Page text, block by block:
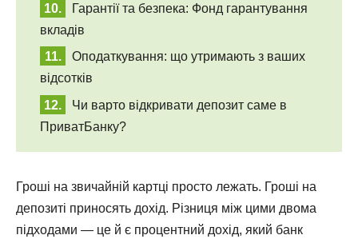
Гарантії та безпека: Фонд гарантування
вкладів
Оподаткування: що утримають з ваших
відсотків
Чи варто відкривати депозит саме в
ПриватБанку?
Гроші на звичайній картці просто лежать. Гроші на
депозиті приносять дохід. Різниця між цими двома
підходами — це й є процентний дохід, який банк